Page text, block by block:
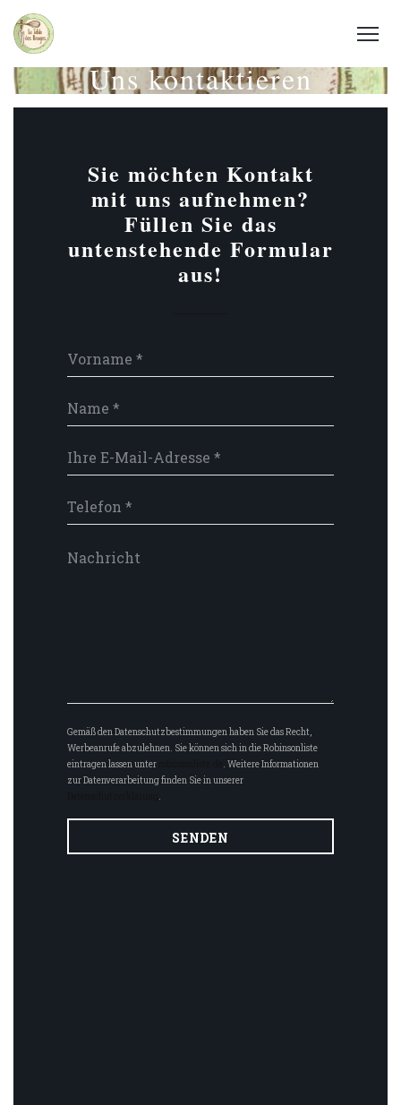
Uns kontaktieren
Sie möchten Kontakt
mit uns aufnehmen?
Füllen Sie das
untenstehende Formular
aus!
Gemäß den Datenschutzbestimmungen haben Sie das Recht,
Werbeanrufe abzulehnen. Sie können sich in die Robinsonliste
eintragen lassen unter
. Weitere Informationen
zur Datenverarbeitung finden Sie in unserer
.